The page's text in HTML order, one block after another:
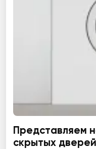
Представляем
скрытых